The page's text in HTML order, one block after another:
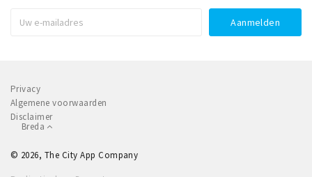
Privacy
Algemene voorwaarden
Disclaimer
Breda
© 2026, The City App Company